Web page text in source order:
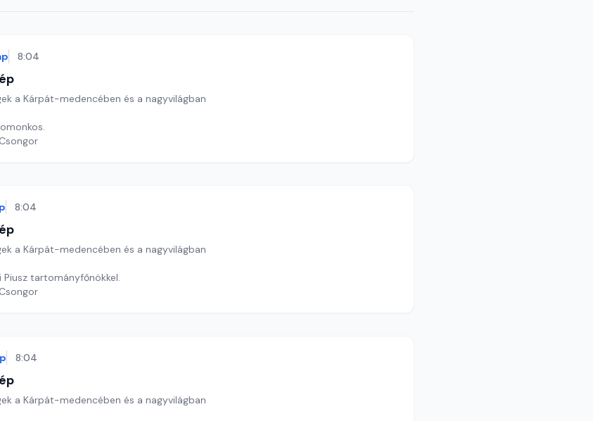
8:04
a Kárpát-medencében és a nagyvilágban
8:04
a Kárpát-medencében és a nagyvilágban
Piusz tartományfőnökkel.
8:04
a Kárpát-medencében és a nagyvilágban